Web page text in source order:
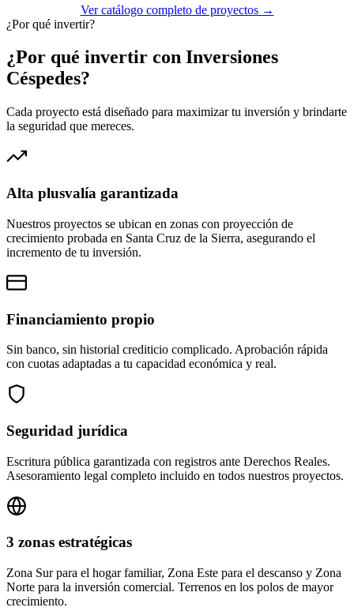
Ver catálogo completo de proyectos →
¿Por qué invertir?
¿Por qué invertir con Inversiones
Céspedes?
Cada proyecto está diseñado para maximizar tu inversión y brindarte
la seguridad que mereces.
Alta plusvalía garantizada
Nuestros proyectos se ubican en zonas con proyección de
crecimiento probada en Santa Cruz de la Sierra, asegurando el
incremento de tu inversión.
Financiamiento propio
Sin banco, sin historial crediticio complicado. Aprobación rápida
con cuotas adaptadas a tu capacidad económica y real.
Seguridad jurídica
Escritura pública garantizada con registros ante Derechos Reales.
Asesoramiento legal completo incluido en todos nuestros proyectos.
3 zonas estratégicas
Zona Sur para el hogar familiar, Zona Este para el descanso y Zona
Norte para la inversión comercial. Terrenos en los polos de mayor
crecimiento.